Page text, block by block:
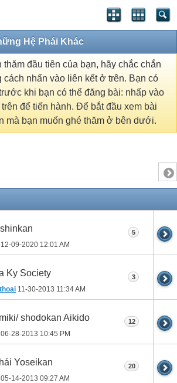
Hệ Phái Khác
thăm đầu tiên của bạn, hãy chắc chắn
cách nhấn vào liên kết ở trên. Bạn có
khi bạn có thể đăng bài: nhấp vào
để tiến hành. Để bắt đầu xem bài
mà bạn muốn ghé thăm ở bên dưới.
12-09-2020 12:01 AM
5
Ky Society
11-30-2013 11:34 AM
3
shodokan Aikido
06-28-2013 10:45 PM
12
Yoseikan
05-14-2013 09:27 AM
20